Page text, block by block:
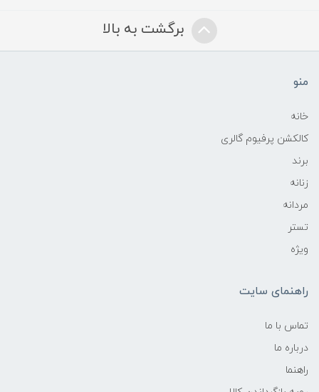
برگشت به بالا
منو
خانه
کالکشن پرفیوم گالری
برند
زنانه
مردانه
تستر
ویژه
راهنمای سایت
تماس با ما
درباره ما
راهنما